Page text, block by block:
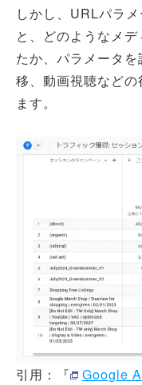
しかし、URLパラ
と、どのようなメ
たか、パラメータ
移、動画視聴など
ます。
引用：『 Google